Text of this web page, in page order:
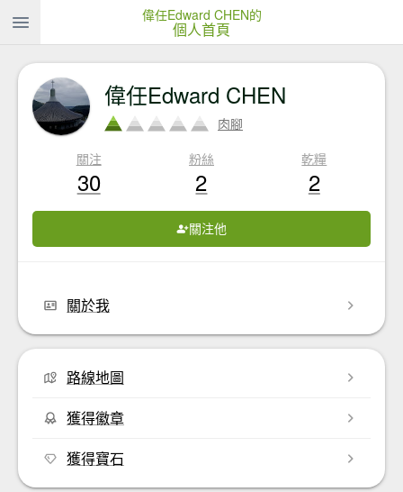
偉任Edward CHEN的
個人首頁
偉任Edward CHEN
肉腳
關注
30
粉絲
2
乾糧
2
關注他
關於我
路線地圖
獲得徽章
獲得寶石